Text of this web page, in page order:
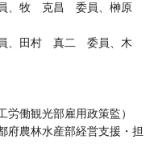
、牧 克昌 委員、榊原
田村 真二 委員、木
観光部雇用政策監）
林水産部経営支援・担